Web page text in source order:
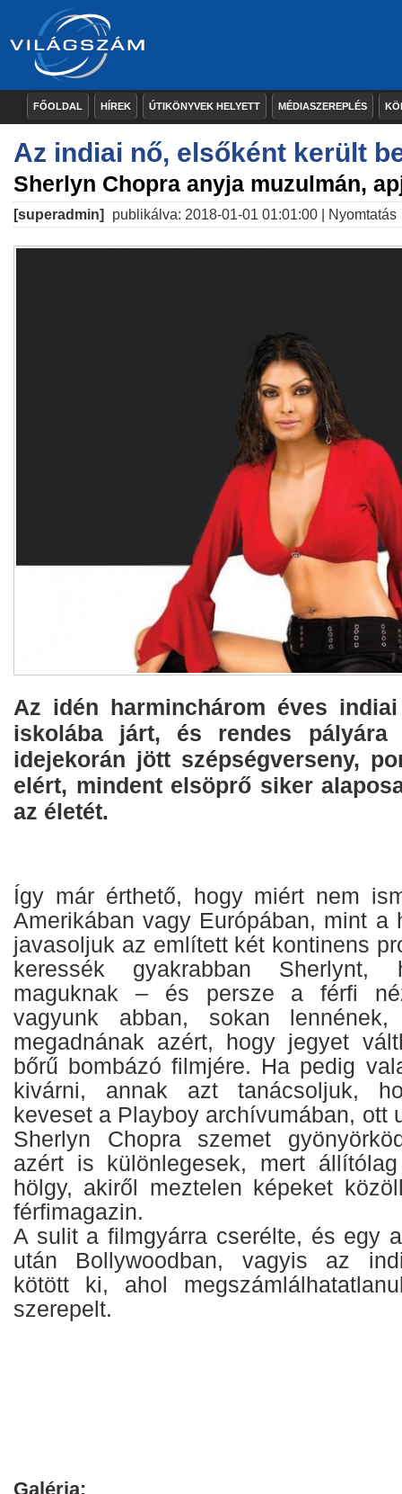
FŐOLDAL HÍREK ÚTIKÖNYVEK HELYETT MÉDIASZEREPLÉS
Az indiai nő, elsőként került
Sherlyn Chopra anyja muzulmán,
[superadmin] publikálva: 2018-01-01 01:01:00 | Nyomtatás
Az idén harminchárom éves
iskolába járt, és rendes pályára
idejekorán jött szépségverseny,
elért, mindent elsöprő siker
az életét.
Így már érthető, hogy miért nem
Amerikában vagy Európában, mint a
javasoljuk az említett két kontinens
keressék gyakrabban
maguknak – és persze a férfi
vagyunk abban, sokan
megadnának azért, hogy jegyet
bőrű bombázó filmjére. Ha pedig
kivárni, annak azt tanácsoljuk,
keveset a Playboy archívumában, ott
Sherlyn Chopra szemet
azért is különlegesek, mert
hölgy, akiről meztelen képeket
férfimagazin.
A sulit a filmgyárra cserélte, és egy
után Bollywoodban, vagyis az
kötött ki, ahol
szerepelt.
Galéria: